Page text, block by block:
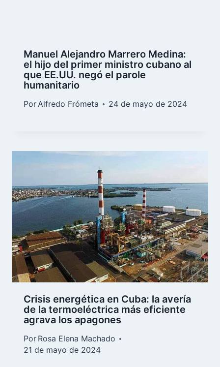
Manuel Alejandro Marrero Medina:
el hijo del primer ministro cubano al
que EE.UU. negó el parole
humanitario
PorAlfredo Frómeta 24 de mayo de 2024
Crisis energética en Cuba: la avería
de la termoeléctrica más eficiente
agrava los apagones
Por Rosa Elena Machado
21 de mayo de 2024